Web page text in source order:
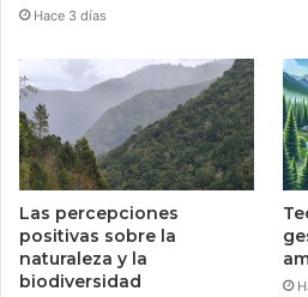
Hace 3 días
Las percepciones
positivas sobre la
naturaleza y la
biodiversidad